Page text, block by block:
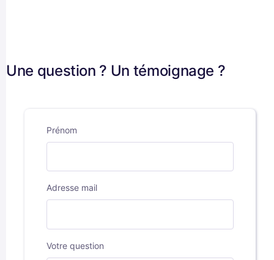
Une question ? Un témoignage ?
Prénom
Adresse mail
Votre question